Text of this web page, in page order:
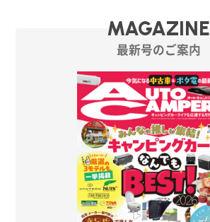
MAGAZINE
最新号のご案内